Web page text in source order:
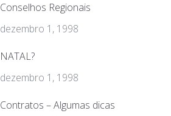
Conselhos Regionais
dezembro 1, 1998
NATAL?
dezembro 1, 1998
Contratos – Algumas dicas